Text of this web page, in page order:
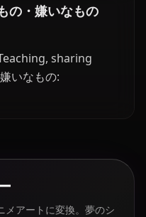
の・嫌いなもの
sharing
いなもの:
アートに変換。夢のシ